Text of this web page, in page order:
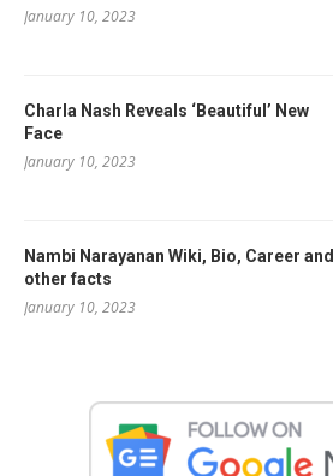
January 10, 2023
Charla Nash Reveals ‘Beautiful’ New
Face
January 10, 2023
Nambi Narayanan Wiki, Bio, Career and
other facts
January 10, 2023